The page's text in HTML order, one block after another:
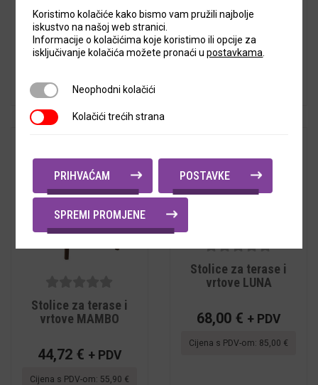
103,92€ + PDV
129,90€
5out of
5
Stolice za terase i
vrtove MAMBO
44,72 € + PDV
Cijena s PDV-om: 55,90 €
5out of
5
Stolice za terase i
vrtove LUNA
68,00 € + PDV
Cijena s PDV-om: 85,00 €
Koristimo kolačiće kako bismo vam pružili najbolje
iskustvo na našoj web stranici.
Informacije o kolačićima koje koristimo ili opcije za
isključivanje kolačića možete pronaći upostavkama
Neophodni kolačići
Neophodni kolačići
Kolačići trećih strana
Kolačići trećih strana
PRIHVAĆAM POSTAVKE
SPREMI PROMJENE